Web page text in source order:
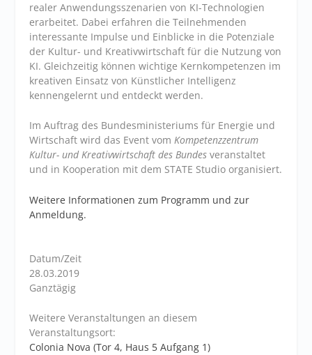
realer Anwendungsszenarien von KI-Technologien
erarbeitet. Dabei erfahren die Teilnehmenden
interessante Impulse und Einblicke in die Potenziale
der Kultur- und Kreativwirtschaft für die Nutzung von
KI. Gleichzeitig können wichtige Kernkompetenzen im
kreativen Einsatz von Künstlicher Intelligenz
kennengelernt und entdeckt werden.
Im Auftrag des Bundesministeriums für Energie und
Wirtschaft wird das Event vomKompetenzzentrum
Kultur- und Kreativwirtschaft des Bundes veranstaltet
und in Kooperation mit dem STATE Studio organisiert.
Weitere Informationen zum Programm und zur
Anmeldung.
Datum/Zeit
28.03.2019
Ganztägig
Weitere Veranstaltungen an diesem
Veranstaltungsort:
Colonia Nova (Tor 4, Haus 5 Aufgang 1)